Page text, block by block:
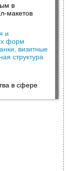
в
макетов
и
форм
визитные
структура
в сфере